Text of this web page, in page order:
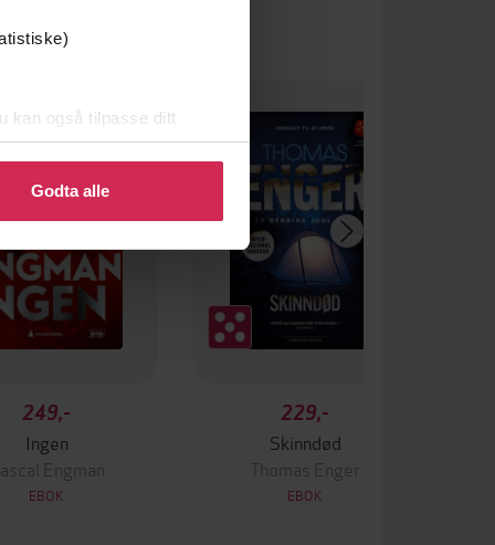
kan også tilpasse ditt
eller endre ditt samtykke.
Godta alle
249,-
Ingen
Engman
EBOK
229,-
Skinndød
Thomas Enger
EBOK